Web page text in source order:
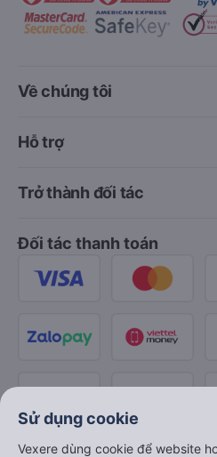
Về chúng tôi
Hỗ trợ
Trở thành đối tác
Đối tác thanh toán
Sử dụng cookie
Vexere dùng cookie để website